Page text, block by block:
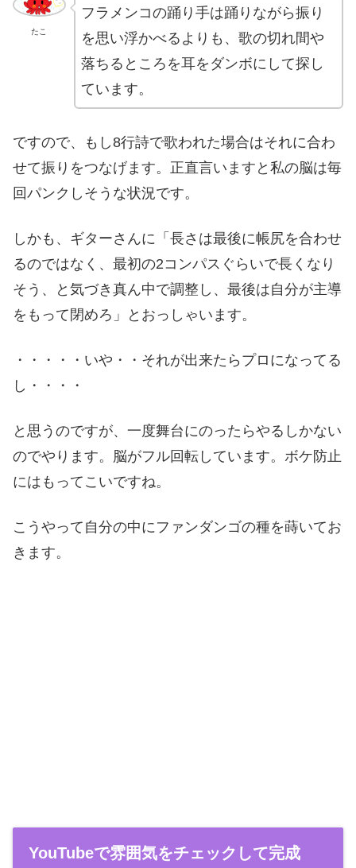
たこ
フラメンコの踊り手は踊りながら振り
を思い浮かべるよりも、歌の切れ間や
落ちるところを耳をダンボにして探し
ています。
ですので、もし8行詩で歌われた場合はそれに合わ
せて振りをつなげます。正直言いますと私の脳は毎
回パンクしそうな状況です。
しかも、ギターさんに「長さは最後に帳尻を合わせ
るのではなく、最初の2コンパスぐらいで長くなり
そう、と気づき真ん中で調整し、最後は自分が主導
をもって閉めろ」とおっしゃいます。
・・・・・いや・・それが出来たらプロになってる
し・・・・
と思うのですが、一度舞台にのったらやるしかない
のでやります。脳がフル回転しています。ボケ防止
にはもってこいですね。
こうやって自分の中にファンダンゴの種を蒔いてお
きます。
YouTubeで雰囲気をチェックして完成